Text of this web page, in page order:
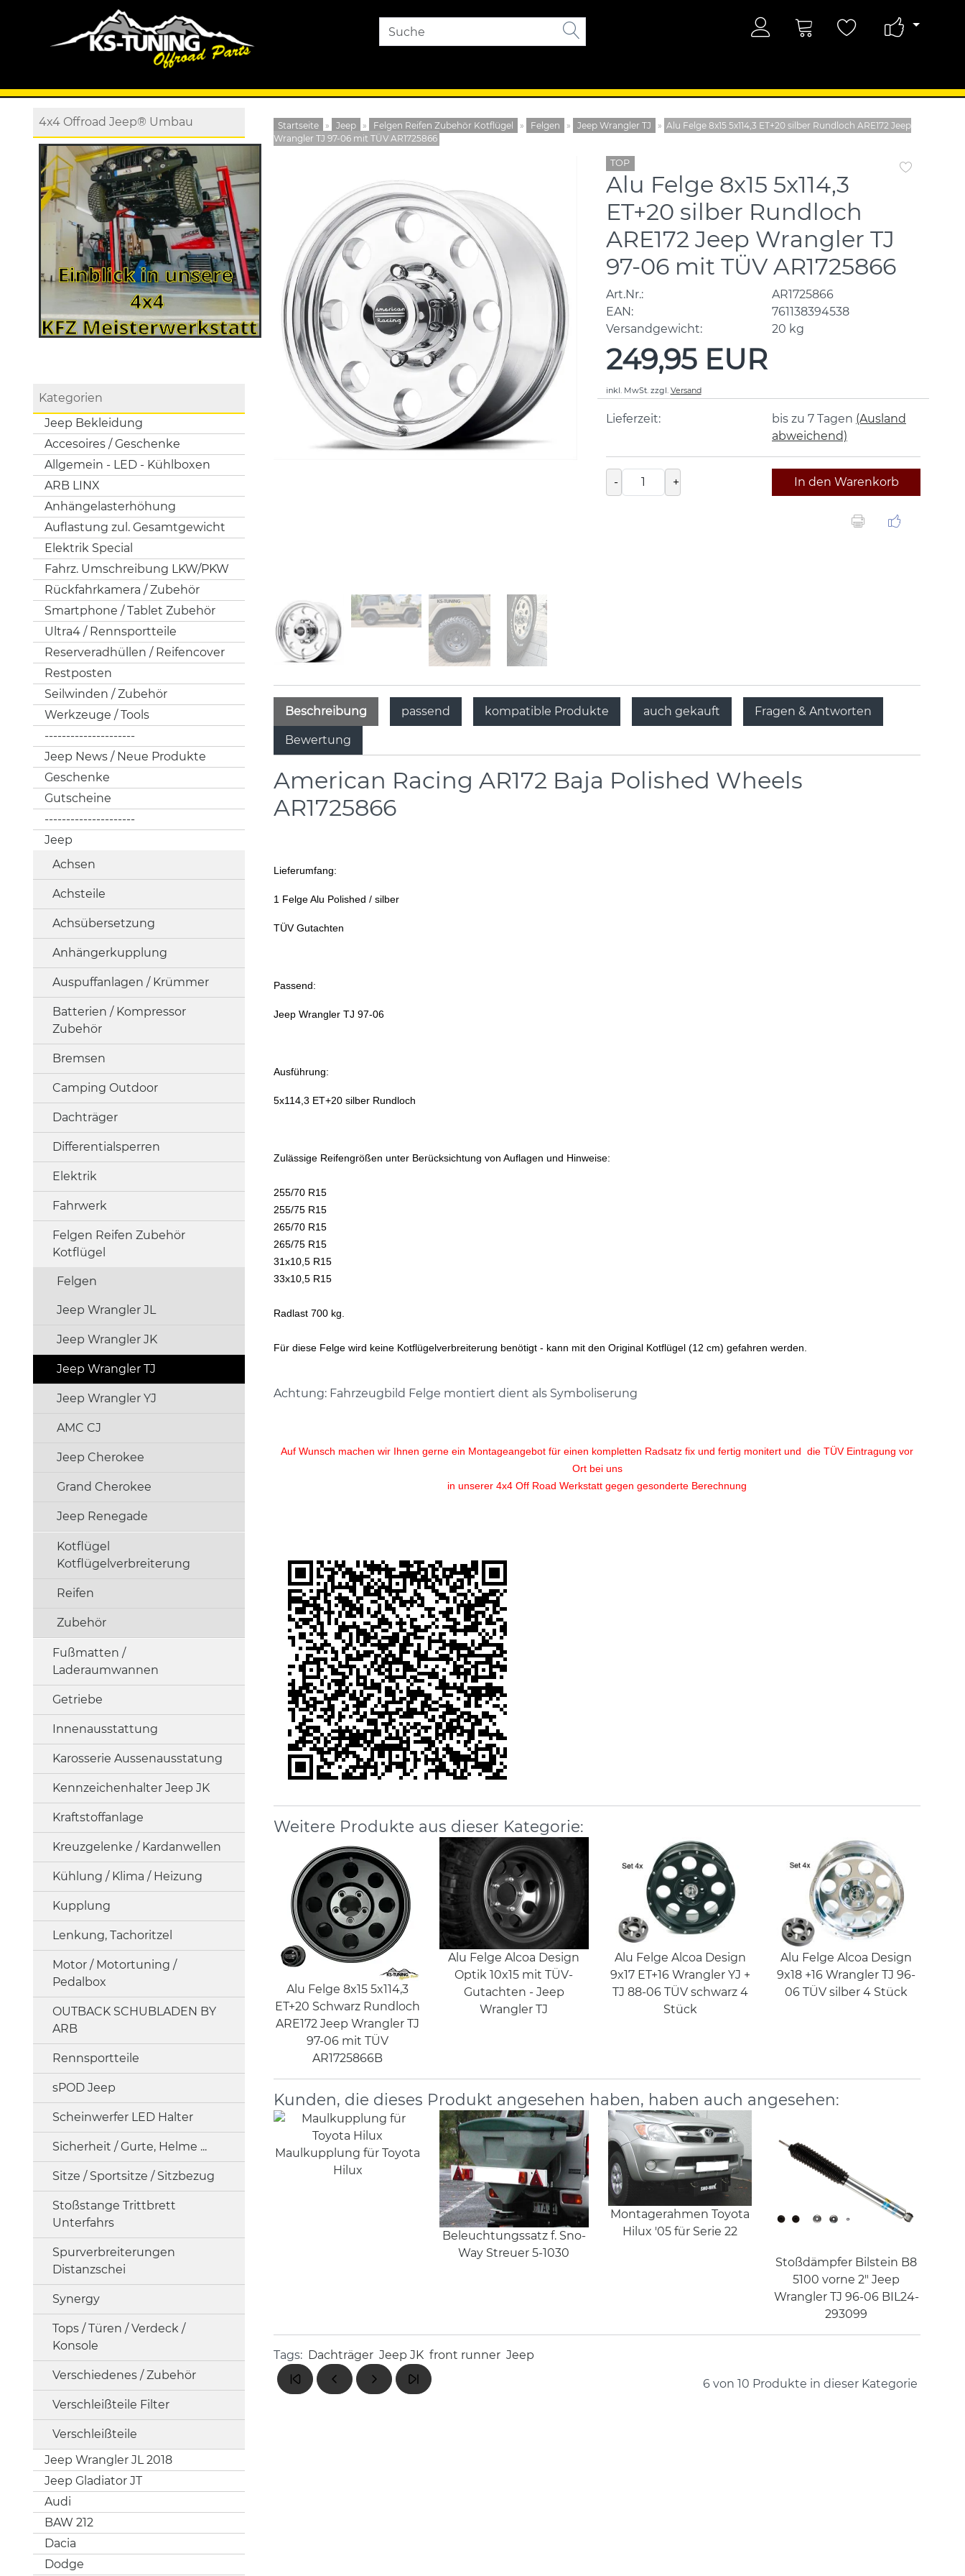
4x4 Offroad Jeep® Umbau
Kategorien
Jeep Bekleidung
Accesoires / Geschenke
Allgemein - LED - Kühlboxen
ARB LINX
Anhängelasterhöhung
Auflastung zul. Gesamtgewicht
Elektrik Special
Fahrz. Umschreibung LKW/PKW
Rückfahrkamera / Zubehör
Smartphone / Tablet Zubehör
Ultra4 / Rennsportteile
Reserveradhüllen / Reifencover
Restposten
Seilwinden / Zubehör
Werkzeuge / Tools
---------------------
Jeep News / Neue Produkte
Geschenke
Gutscheine
---------------------
Jeep
Achsen
Achsteile
Achsübersetzung
Anhängerkupplung
Auspuffanlagen / Krümmer
Batterien / Kompressor
Zubehör
Bremsen
Camping Outdoor
Dachträger
Differentialsperren
Elektrik
Fahrwerk
Felgen Reifen Zubehör
Kotflügel
Felgen
Jeep Wrangler JL
Jeep Wrangler JK
Jeep Wrangler TJ
Jeep Wrangler YJ
AMC CJ
Jeep Cherokee
Grand Cherokee
Jeep Renegade
Kotflügel
Kotflügelverbreiterung
Reifen
Zubehör
Fußmatten /
Laderaumwannen
Getriebe
Innenausstattung
Karosserie Aussenausstatung
Kennzeichenhalter Jeep JK
Kraftstoffanlage
Kreuzgelenke / Kardanwellen
Kühlung / Klima / Heizung
Kupplung
Lenkung, Tachoritzel
Motor / Motortuning /
Pedalbox
OUTBACK SCHUBLADEN BY
ARB
Rennsportteile
sPOD Jeep
Scheinwerfer LED Halter
Sicherheit / Gurte, Helme ...
Sitze / Sportsitze / Sitzbezug
Stoßstange Trittbrett
Unterfahrs
Spurverbreiterungen
Distanzschei
Synergy
Tops / Türen / Verdeck /
Konsole
Verschiedenes / Zubehör
Verschleißteile Filter
Verschleißteile
Jeep Wrangler JL 2018
Jeep Gladiator JT
Audi
BAW 212
Dacia
Dodge
Startseite » Jeep » Felgen Reifen Zubehör Kotflügel » Felgen » Jeep Wrangler TJ » Alu Felge 8x15 5x114,3 ET+20 silber Rundloch ARE172 Jeep
Wrangler TJ 97-06 mit TÜV AR1725866
TOP
Alu Felge 8x15 5x114,3
ET+20 silber Rundloch
ARE172 Jeep Wrangler TJ
97-06 mit TÜV AR1725866
Art.Nr.:
AR1725866
EAN:
761138394538
Versandgewicht:
20 kg
249,95 EUR
inkl. MwSt.zzgl. Versand
Lieferzeit: bis zu 7 Tagen (Ausland
abweichend)
- + In den Warenkorb
Beschreibung passend kompatible Produkte auch gekauft Fragen & Antworten
Bewertung
American Racing AR172 Baja Polished Wheels
AR1725866
Lieferumfang:
1 Felge Alu Polished / silber
TÜV Gutachten
Passend:
Jeep Wrangler TJ 97-06
Ausführung:
5x114,3 ET+20 silber Rundloch
Zulässige Reifengrößen unter Berücksichtung von Auflagen und Hinweise:
255/70 R15
255/75 R15
265/70 R15
265/75 R15
31x10,5 R15
33x10,5 R15
Radlast 700 kg.
Für diese Felge wird keine Kotflügelverbreiterung benötigt - kann mit den Original Kotflügel (12 cm) gefahren werden
Achtung: Fahrzeugbild Felge montiert dient als Symboliserung
Auf Wunsch machen wir Ihnen gerne ein Montageangebot für einen kompletten Radsatz fix und fertig monitert und die TÜV Eintragung vor
Ort bei uns
in unserer 4x4 Off Road Werkstatt gegen gesonderte Berechnung
Weitere Produkte aus dieser Kategorie:
Alu Felge 8x15 5x114,3
ET+20 Schwarz Rundloch
ARE172 Jeep Wrangler TJ
97-06 mit TÜV
AR1725866B
Alu Felge Alcoa Design
Optik 10x15 mit TÜV-
Gutachten - Jeep
Wrangler TJ
Alu Felge Alcoa Design
9x17 ET+16 Wrangler YJ +
TJ 88-06 TÜV schwarz 4
Stück
Alu Felge Alcoa Design
9x18 +16 Wrangler TJ 96-
06 TÜV silber 4 Stück
Kunden, die dieses Produkt angesehen haben, haben auch angesehen:
Maulkupplung für Toyota
Hilux
Beleuchtungssatz f. Sno-
Way Streuer 5-1030
Montagerahmen Toyota
Hilux '05 für Serie 22
Stoßdämpfer Bilstein B8
5100 vorne 2" Jeep
Wrangler TJ 96-06 BIL24-
293099
Tags: Dachträger Jeep JK front runner Jeep
6 von 10 Produkte in dieser Kategorie